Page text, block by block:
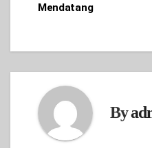
Mendatang
By